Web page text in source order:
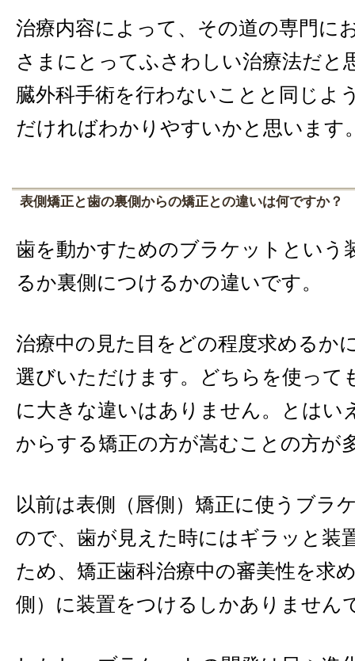
治療内容によって、その道の専門に
さまにとってふさわしい治療法だと
臓外科手術を行わないことと同じよ
だければわかりやすいかと思います
表側矯正と歯の裏側からの矯正との違いは何ですか？
歯を動かすためのブラケットという
るか裏側につけるかの違いです。
治療中の見た目をどの程度求めるか
選びいただけます。どちらを使って
に大きな違いはありません。とはい
からする矯正の方が嵩むことの方が
以前は表側（唇側）矯正に使うブラ
ので、歯が見えた時にはギラッと装
ため、矯正歯科治療中の審美性を求
側）に装置をつけるしかありません